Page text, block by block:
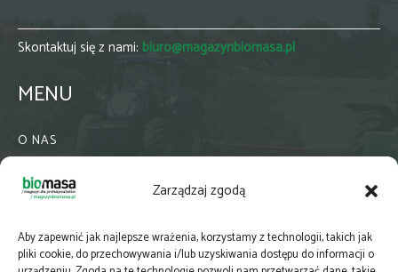
Zarządzaj zgodą
Aby zapewnić jak najlepsze wrażenia, korzystamy z technologii, takich jak
pliki cookie, do przechowywania i/lub uzyskiwania dostępu do informacji o
Skontaktuj się z nami: biuro@magazynbiomasa.pl
MENU
O NAS
WSPÓŁPRACA
PRENUMERATA